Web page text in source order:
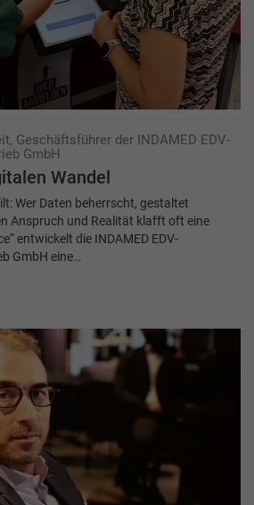
Geschäftsführer der INDAMED EDV-
GmbH
Wandel
Wer Daten beherrscht, gestaltet
Anspruch und Realität klafft oft eine
entwickelt die INDAMED EDV-
GmbH eine…